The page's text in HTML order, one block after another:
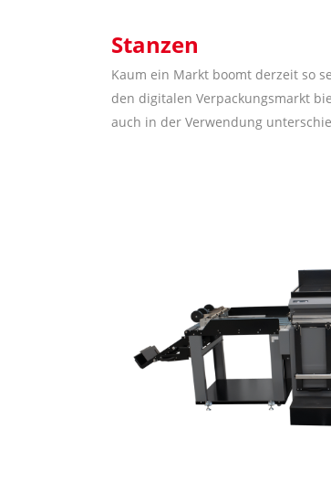
Stanzen
Kaum ein Markt boomt derzeit so
den digitalen Verpackungsmarkt
auch in der Verwendung